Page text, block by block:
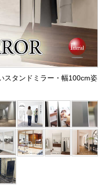
スタンドミラー・幅100cm姿